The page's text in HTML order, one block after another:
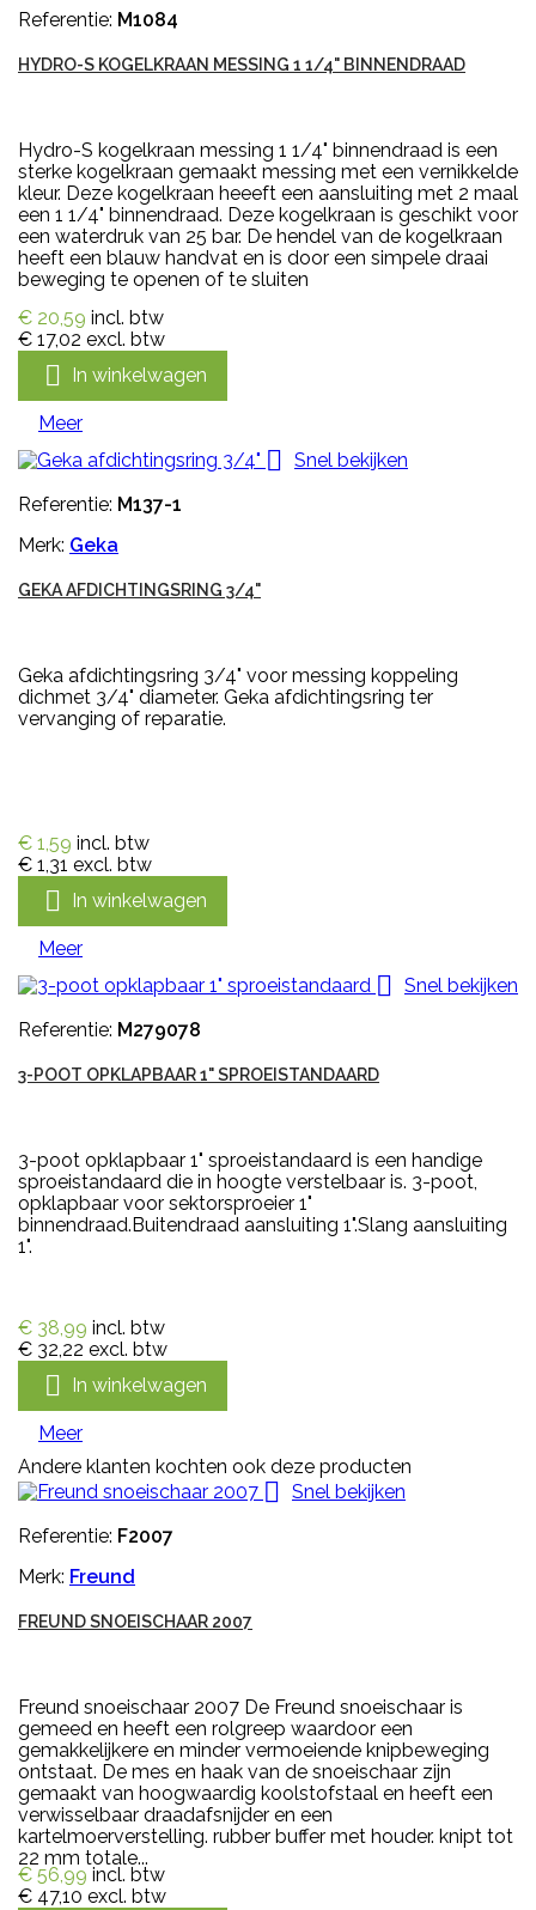
Referentie: M1084
HYDRO-S KOGELKRAAN MESSING 1 1/4" BINNENDRAAD
Hydro-S kogelkraan messing 1 1/4" binnendraad is een
sterke kogelkraan gemaakt messing met een vernikkelde
kleur. Deze kogelkraan heeeft een aansluiting met 2 maal
een 1 1/4" binnendraad. Deze kogelkraan is geschikt voor
een waterdruk van 25 bar. De hendel van de kogelkraan
heeft een blauw handvat en is door een simpele draai
beweging te openen of te sluiten
€ 20,59 incl. btw
€ 17,02 excl. btw
 In winkelwagen
Meer

Snel bekijken
Referentie: M137-1
Merk: Geka
GEKA AFDICHTINGSRING 3/4"
Geka afdichtingsring 3/4" voor messing koppeling
dichmet 3/4" diameter. Geka afdichtingsring ter
vervanging of reparatie.
€ 1,59 incl. btw
€ 1,31 excl. btw
 In winkelwagen
Meer

Snel bekijken
Referentie: M279078
3-POOT OPKLAPBAAR 1" SPROEISTANDAARD
3-poot opklapbaar 1" sproeistandaard is een handige
sproeistandaard die in hoogte verstelbaar is. 3-poot,
opklapbaar voor sektorsproeier 1"
binnendraad.Buitendraad aansluiting 1".Slang aansluiting
1".
€ 38,99 incl. btw
€ 32,22 excl. btw
 In winkelwagen
Meer
Andere klanten kochten ook deze producten

Snel bekijken
Referentie: F2007
Merk: Freund
FREUND SNOEISCHAAR 2007
Freund snoeischaar 2007 De Freund snoeischaar is
gemeed en heeft een rolgreep waardoor een
gemakkelijkere en minder vermoeiende knipbeweging
ontstaat. De mes en haak van de snoeischaar zijn
gemaakt van hoogwaardig koolstofstaal en heeft een
verwisselbaar draadafsnijder en een
kartelmoerverstelling. rubber buffer met houder. knipt tot
22 mm totale...
€ 56,99 incl. btw
€ 47,10 excl. btw